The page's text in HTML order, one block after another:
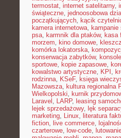
termostat, internet satelitarny,
świąteczne, jednoosobowa
początkujących, kącik
kamera internetowa, kampanie
psa, karmnik dla ptaków, kasa
morzem, kino domowe,
komórka lokatorska,
konserwacja zabytków,
sportowe, kopie zapasowe,
kowalstwo artystyczne, KPI ,
rodzinna, KSeF, księga
Mazowsza, kultura regionalna
Wielkopolski, kurnik
Laravel , LARP, leasing
lejek sprzedażowy, lęk
marketing, Linux, literatura
fiction, live commerce,
czarterowe, low-code,